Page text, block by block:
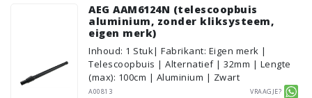
AEG AAM6124N (telescoopbuis
aluminium, zonder kliksysteem,
eigen merk)
Inhoud: 1 Stuk| Fabrikant: Eigen merk |
Telescoopbuis | Alternatief | 32mm | Lengte
(max): 100cm | Aluminium | Zwart
A00813
Vraagje?